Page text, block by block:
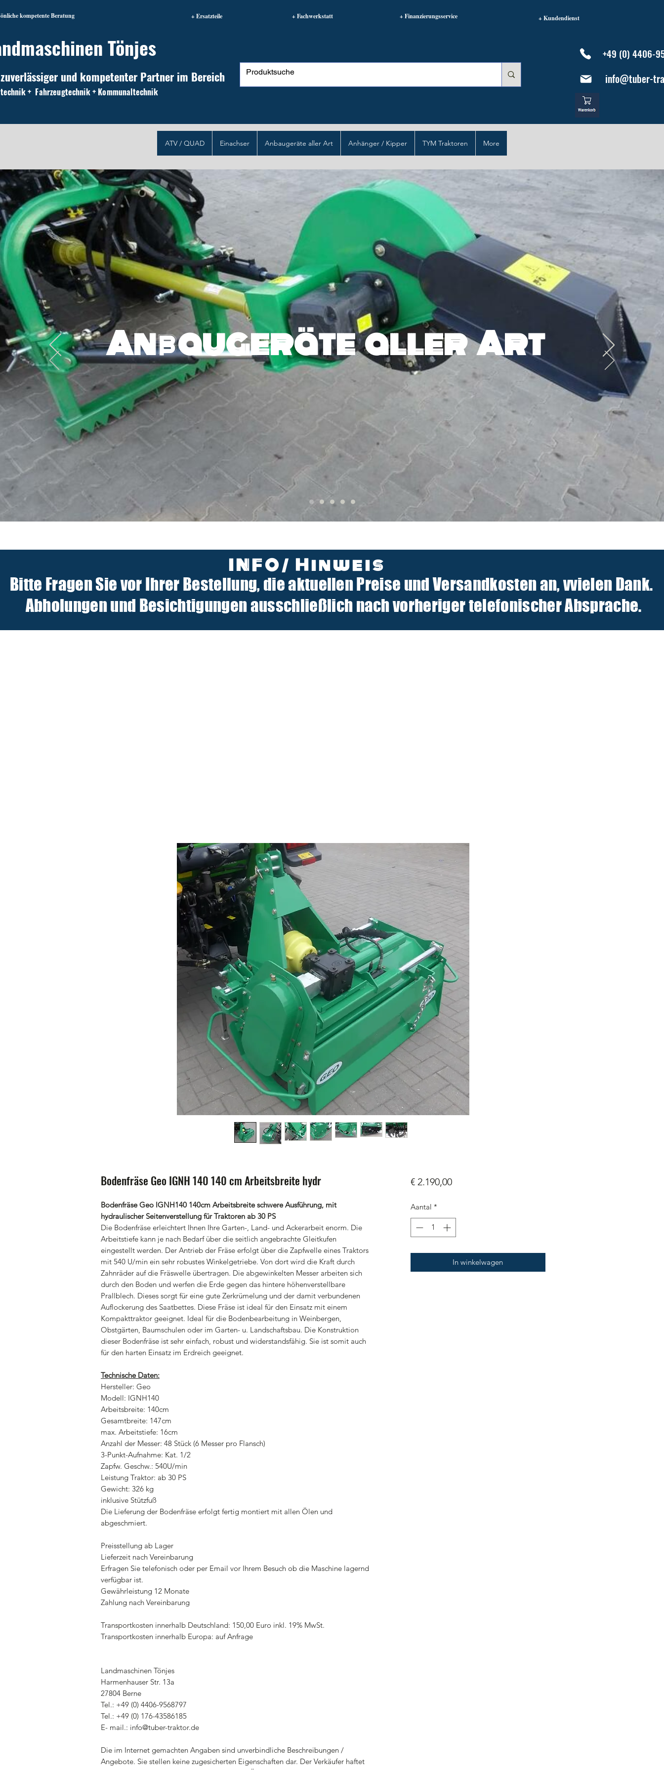
kompetente Beratung + Ersatzteile
Tönjes
und kompetenter Partner im Bereich
+ Fahrzeugtechnik + Kommunaltechnik
+ Fachwerkstatt + Finanzierungsservice + Kundendienst
+49 (0) 4406-
info@tuber-
ATV / QUAD Einachser Anbaugeräte aller Art Anhänger / Kipper TYM Traktoren More
Anbaugeräte aller Art
INFO/ Hinweis
Bitte Fragen Sie vor Ihrer Bestellung, die aktuellen Preise und Versandkosten an, vvielen Dank.
Abholungen und Besichtigungen ausschließlich nach vorheriger telefonischer Absprache.
Bodenfräse Geo IGNH 140 140 cm Arbeitsbreite hydr
Bodenfräse Geo IGNH140 140cm Arbeitsbreite schwere Ausführung, mit
hydraulischer Seitenverstellung für Traktoren ab 30 PS
Die Bodenfräse erleichtert Ihnen Ihre Garten-, Land- und Ackerarbeit enorm. Die
Arbeitstiefe kann je nach Bedarf über die seitlich angebrachte Gleitkufen
eingestellt werden. Der Antrieb der Fräse erfolgt über die Zapfwelle eines Traktors
mit 540 U/min ein sehr robustes Winkelgetriebe. Von dort wird die Kraft durch
Zahnräder auf die Fräswelle übertragen. Die abgewinkelten Messer arbeiten sich
durch den Boden und werfen die Erde gegen das hintere höhenverstellbare
Prallblech. Dieses sorgt für eine gute Zerkrümelung und der damit verbundenen
Auflockerung des Saatbettes. Diese Fräse ist ideal für den Einsatz mit einem
Kompakttraktor geeignet. Ideal für die Bodenbearbeitung in Weinbergen,
Obstgärten, Baumschulen oder im Garten- u. Landschaftsbau. Die Konstruktion
dieser Bodenfräse ist sehr einfach, robust und widerstandsfähig. Sie ist somit auch
für den harten Einsatz im Erdreich geeignet.
Technische Daten:
Hersteller: Geo
Modell: IGNH140
Arbeitsbreite: 140cm
Gesamtbreite: 147cm
max. Arbeitstiefe: 16cm
Anzahl der Messer: 48 Stück (6 Messer pro Flansch)
3-Punkt-Aufnahme: Kat. 1/2
Zapfw. Geschw.: 540U/min
Leistung Traktor: ab 30 PS
Gewicht: 326 kg
inklusive Stützfuß
Die Lieferung der Bodenfräse erfolgt fertig montiert mit allen Ölen und
abgeschmiert.
Preisstellung ab Lager
Lieferzeit nach Vereinbarung
Erfragen Sie telefonisch oder per Email vor Ihrem Besuch ob die Maschine lagernd
verfügbar ist.
Gewährleistung 12 Monate
Zahlung nach Vereinbarung
Transportkosten innerhalb Deutschland: 150,00 Euro inkl. 19% MwSt.
Transportkosten innerhalb Europa: auf Anfrage
Landmaschinen Tönjes
Harmenhauser Str. 13a
27804 Berne
Tel.: +49 (0) 4406-9568797
Tel.: +49 (0) 176-43586185
E- mail.: info@tuber-traktor.de
Die im Internet gemachten Angaben sind unverbindliche Beschreibungen /
Angebote. Sie stellen keine zugesicherten Eigenschaften dar. Der Verkäufer haftet
€ 2.190,00Prijs
Aantal *
In winkelwagen